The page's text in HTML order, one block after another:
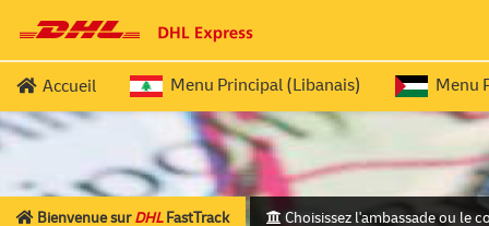
Accueil Menu Principal (Libanais)
SERVICES POUR LES LIBANAIS EXPATRIES
Passeport (Aller-Retour (ROUND TRIP))
Passeport (OUTBOUND
Menu
Bienvenue surDHLFastTrack Choisissez l'ambassade ou le